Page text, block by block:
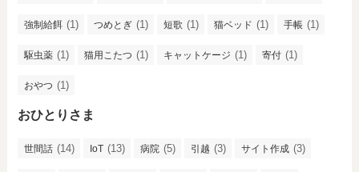
強制給餌 (1) つめとぎ (1) 短歌 (1) 猫ベッド (1) 手帳 (1)
駆虫薬 (1) 猫用こたつ (1) キャットケージ (1) 寄付 (1)
おやつ (1)
おひとりさま
世間話 (14) IoT (13) 病院 (5) 引越 (3) サイト作成 (3)